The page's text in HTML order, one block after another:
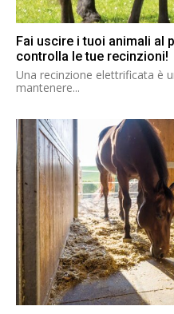
Fai uscire i tuoi animali al
controlla le tue recinzioni!
Una recinzione elettrificata è
mantenere...